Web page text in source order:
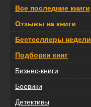
Все последние книги
Отзывы на книги
Бестселлеры недели
Подборки книг
Бизнес-книги
Боевики
Детективы